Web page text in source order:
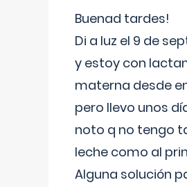
Buenad tardes!
Di a luz el 9 de
y estoy con
materna desde
pero llevo unos
noto q no tengo
leche como al
Alguna solución